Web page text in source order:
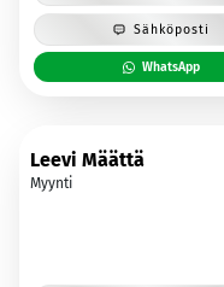
Sähköposti
WhatsApp
Leevi Määttä
Myynti